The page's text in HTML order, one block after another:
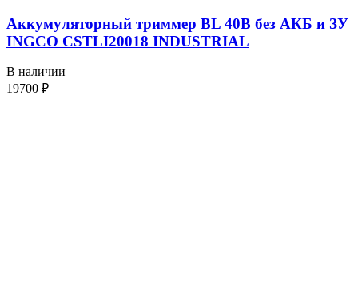
Аккумуляторный триммер BL 40В без АКБ и ЗУ
INGCO CSTLI20018 INDUSTRIAL
В наличии
19700 ₽